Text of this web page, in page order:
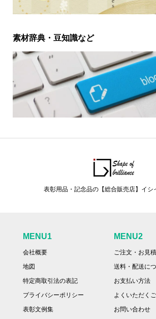
素材辞典・豆知識など
表彰用品・記念品の【総合販売店】イシ
MENU1
会社概要
地図
特定商取引法の表記
プライバシーポリシー
表彰文例集
MENU2
ご注文・お見
送料・配送に
お支払い方法
よくいただく
お問い合わせ